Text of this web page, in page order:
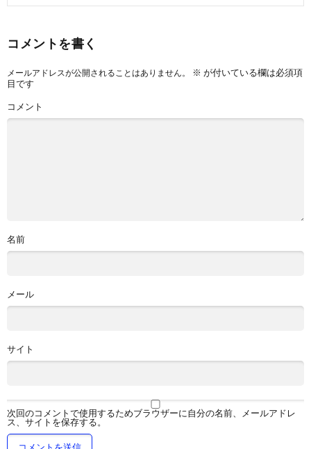
コメントを書く
メールアドレスが公開されることはありません。 ※ が付いている欄は必須項
目です
コメント
名前
メール
サイト
次回のコメントで使用するためブラウザーに自分の名前、メールアドレ
ス、サイトを保存する。